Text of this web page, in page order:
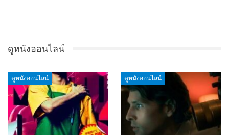
ดูหนังออนไลน์
ดูหนังออนไลน์ ดูหนังออนไลน์